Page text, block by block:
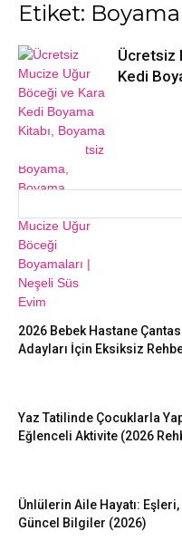
Etiket: Boyama
Ücretsiz
Kedi
2026 Bebek Hastane
Adayları İçin Eksiksiz
Yaz Tatilinde Çocuklarla
Eğlenceli Aktivite (2026
Ünlülerin Aile Hayatı:
Güncel Bilgiler (2026)